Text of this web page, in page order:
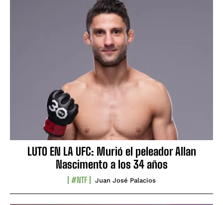
LUTO EN LA UFC: Murió el peleador Allan
Nascimento a los 34 años
#NTF Juan José Palacios